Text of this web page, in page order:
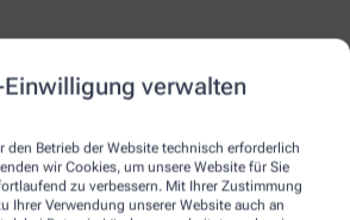
verwalten
den Betrieb der Website technisch erforderlich
wir Cookies, um unsere Website für Sie
zu verbessern. Mit Ihrer Zustimmung
Ihrer Verwendung unserer Website auch an